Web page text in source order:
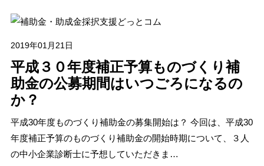
2019年01月21日
平成３０年度補正予算ものづくり補
助金の公募期間はいつごろになるの
か？
平成30年度ものづくり補助金の募集開始は？ 今回は、平成30
年度補正予算のものづくり補助金の開始時期について、３人
の中小企業診断士に予想していただきま…